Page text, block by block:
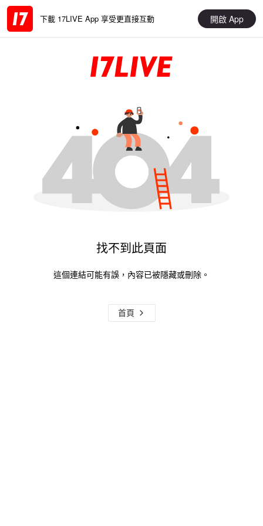
下載 17LIVE App 享受更直接互動 開啟 App
找不到此頁面
這個連結可能有誤，內容已被隱藏或刪除。
首頁